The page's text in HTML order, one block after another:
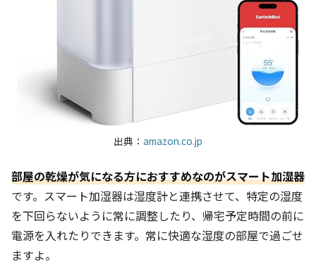
出典： amazon.co.jp
部屋の乾燥が気になる方におすすめなのがスマート加湿器
です。スマート加湿器は湿度計と連携させて、特定の湿度
を下回らないように常に調整したり、帰宅予定時間の前に
電源を入れたりできます。常に快適な湿度の部屋で過ごせ
ますよ。